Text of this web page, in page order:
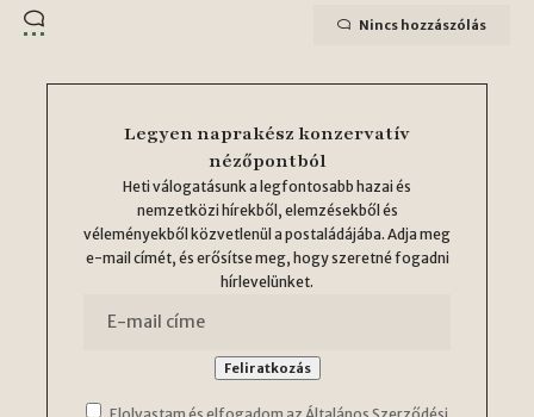
Nincs hozzászólás
Legyen naprakész konzervatív
nézőpontból
Heti válogatásunk a legfontosabb hazai és
nemzetközi hírekből, elemzésekből és
véleményekből közvetlenül a postaládájába. Adja meg
e-mail címét, és erősítse meg, hogy szeretné fogadni
hírlevelünket.
Elolvastam és elfogadom az Általános Szerződési